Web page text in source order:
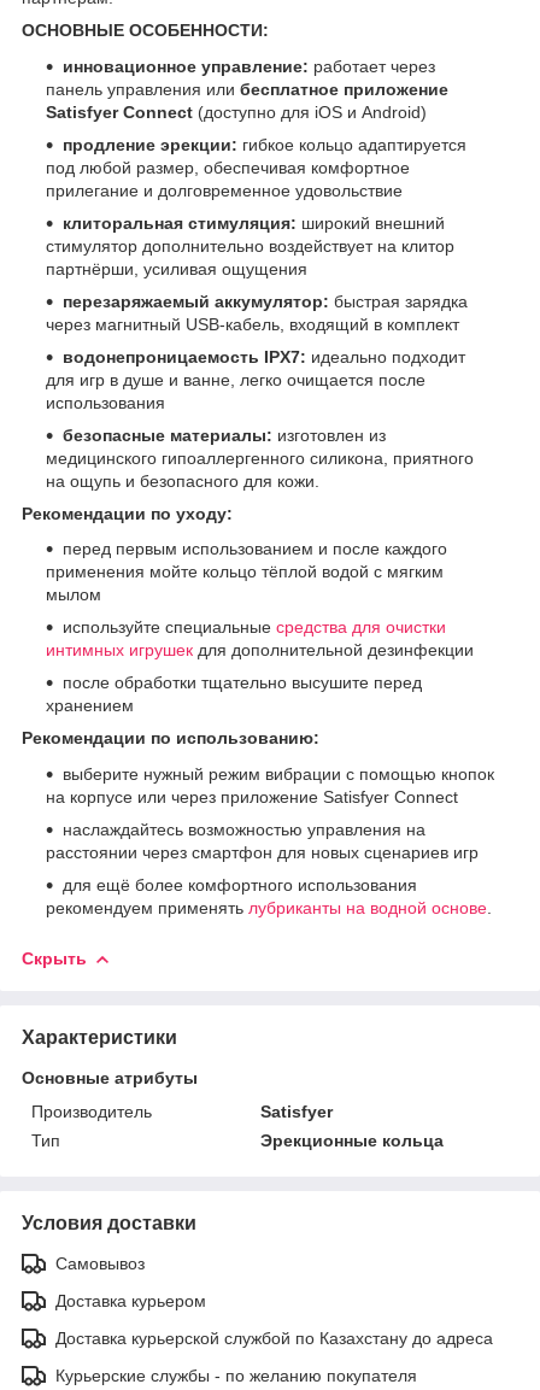
ОСНОВНЫЕ ОСОБЕННОСТИ:
инновационное управление: работает через
панель управления или бесплатное приложение
Satisfyer Connect (доступно для iOS и Android)
продление эрекции: гибкое кольцо адаптируется
под любой размер, обеспечивая комфортное
прилегание и долговременное удовольствие
клиторальная стимуляция: широкий внешний
стимулятор дополнительно воздействует на клитор
партнёрши, усиливая ощущения
перезаряжаемый аккумулятор: быстрая зарядка
через магнитный USB-кабель, входящий в комплект
водонепроницаемость IPX7: идеально подходит
для игр в душе и ванне, легко очищается после
использования
безопасные материалы: изготовлен из
медицинского гипоаллергенного силикона, приятного
на ощупь и безопасного для кожи.
Рекомендации по уходу:
перед первым использованием и после каждого
применения мойте кольцо тёплой водой с мягким
мылом
используйте специальные средства для очистки
интимных игрушек для дополнительной дезинфекции
после обработки тщательно высушите перед
хранением
Рекомендации по использованию:
выберите нужный режим вибрации с помощью кнопок
на корпусе или через приложение Satisfyer Connect
наслаждайтесь возможностью управления на
расстоянии через смартфон для новых сценариев игр
для ещё более комфортного использования
рекомендуем применять лубриканты на водной основе
Скрыть
Характеристики
Основные атрибуты
Производитель
Satisfyer
Тип
Эрекционные кольца
Условия доставки
Самовывоз
Доставка курьером
Доставка курьерской службой по Казахстану до адреса
Курьерские службы - по желанию покупателя